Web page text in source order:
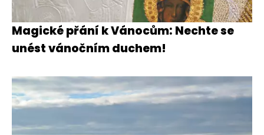
Magické přání k Vánocům: Nechte se
unést vánočním duchem!